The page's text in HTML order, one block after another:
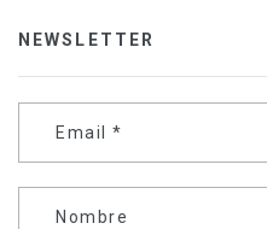
NEWSLETTER
Email *
Nombre